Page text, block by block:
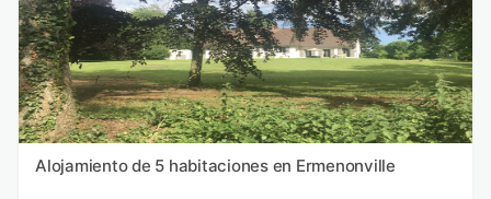
Alojamiento de 5 habitaciones en Ermenonville